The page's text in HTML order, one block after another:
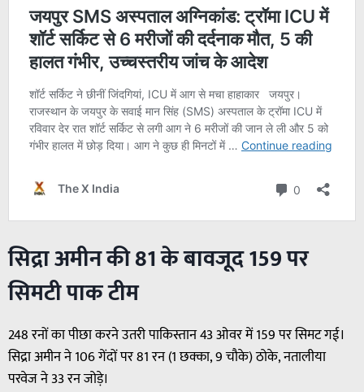
सिद्रा अमीन की 81 के बावजूद 159 पर
सिमटी पाक टीम
248 रनों का पीछा करने उतरी पाकिस्तान 43 ओवर में 159 पर सिमट गई।
सिद्रा अमीन ने 106 गेंदों पर 81 रन (1 छक्का, 9 चौके) ठोके, नतालीया
परवेज ने 33 रन जोड़े।